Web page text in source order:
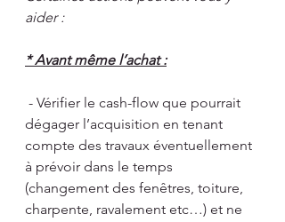
aider :
* Avant même l’achat :
dégager l’acquisition en tenant
compte des travaux éventuellement
à prévoir dans le temps
(changement des fenêtres, toiture,
charpente, ravalement etc…) et ne